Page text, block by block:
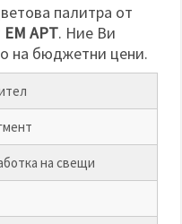
палитра от
ЕМ АРТ. Ние Ви
на бюджетни цени.
на свещи